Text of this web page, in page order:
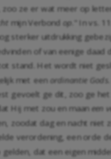
zoo ze er wat meer op
mijn Verbond op ." In vs.
sterker uitdrukking
of van eenige daad
stand. Het wordt niet
met een ordinantie Gods
gevoelt ge dit, zoo ge
Hij met zou en maan een
zoodat dag en nacht niet
verordening, een orde
dat een eigen